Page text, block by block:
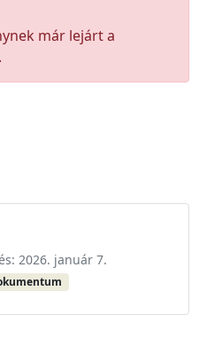
már lejárt a
2026. január 7.